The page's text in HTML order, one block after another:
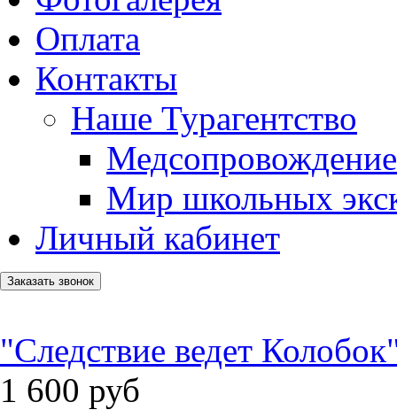
Оплата
Контакты
Наше Турагентство
Медсопровождение
Мир школьных
Личный кабинет
Заказать звонок
"Следствие ведет
1 600 руб